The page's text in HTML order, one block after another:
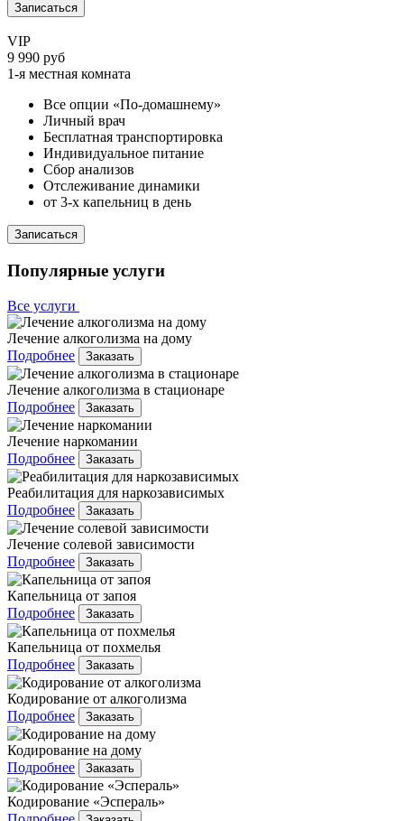
Записаться
VIP
9 990 руб
1-я местная комната
Все опции «По-домашнему»
Личный врач
Бесплатная транспортировка
Индивидуальное питание
Сбор анализов
Отслеживание динамики
от 3-х капельниц в день
Записаться
Популярные услуги
Все услуги
Лечение алкоголизма на дому
Подробнее
Заказать
Лечение алкоголизма в стационаре
Подробнее
Заказать
Лечение наркомании
Подробнее
Заказать
Реабилитация для наркозависимых
Подробнее
Заказать
Лечение солевой зависимости
Подробнее
Заказать
Капельница от запоя
Подробнее
Заказать
Капельница от похмелья
Подробнее
Заказать
Кодирование от алкоголизма
Подробнее
Заказать
Кодирование на дому
Подробнее
Заказать
Кодирование «Эспераль»